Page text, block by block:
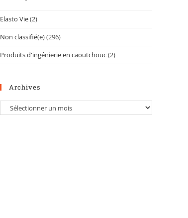
Elasto Vie(2)
Non classifié(e)(296)
Produits d'ingénierie en caoutchouc(2)
Archives